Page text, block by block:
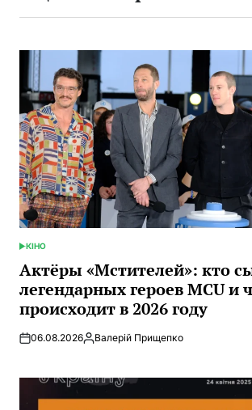
ОПУБЛИКОВАНО
КІНО
Актёры «Мстителей»: кто
легендарных героев MCU и
происходит в 2026 году
06.08.2026Запись
Валерій Прищепко